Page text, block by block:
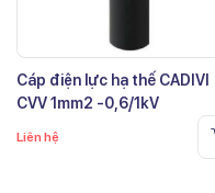
Cáp điện lực hạ thế CADIVI
CVV 1mm2 -0,6/1kV
Liên hệ